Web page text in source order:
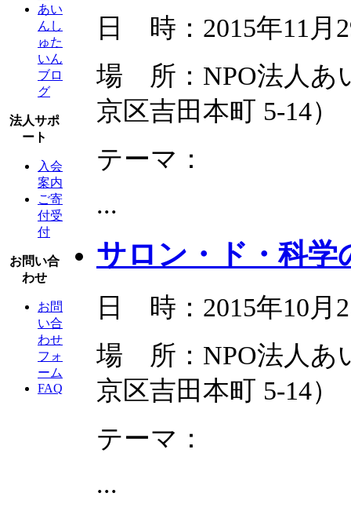
あい
んし
ゅた
いん
ブロ
グ
法人サポ
ート
入会
案内
ご寄
付受
付
お問い合
わせ
お問
い合
わせ
フォ
ーム
FAQ
日 時：2015年11月
場 所：NPO法人あ
京区吉田本町 5-14）
テーマ：
...
サロン・ド・科学
日 時：2015年10月
場 所：NPO法人あ
京区吉田本町 5-14）
テーマ：
...